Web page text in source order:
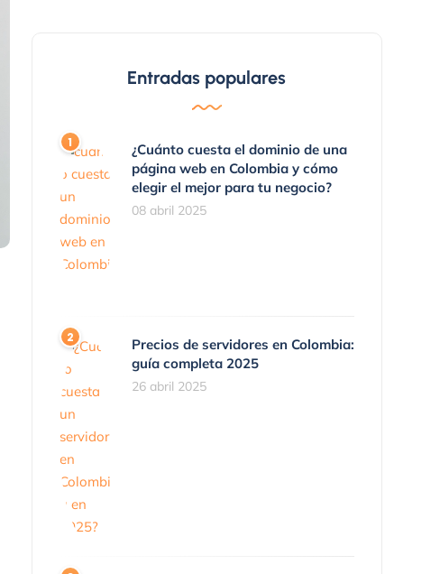
Entradas populares
¿Cuánto cuesta el dominio de una
página web en Colombia y cómo
elegir el mejor para tu negocio?
08 abril 2025
Precios de servidores en Colombia:
guía completa 2025
26 abril 2025